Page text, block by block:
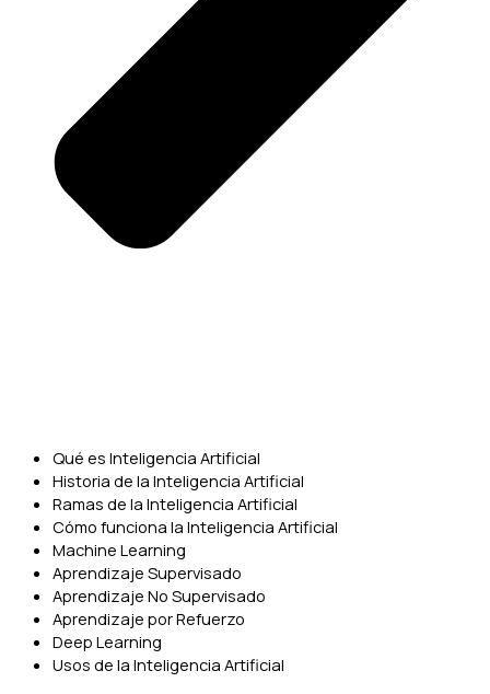
Qué es Inteligencia Artificial
Historia de la Inteligencia Artificial
Ramas de la Inteligencia Artificial
Cómo funciona la Inteligencia Artificial
Machine Learning
Aprendizaje Supervisado
Aprendizaje No Supervisado
Aprendizaje por Refuerzo
Deep Learning
Usos de la Inteligencia Artificial